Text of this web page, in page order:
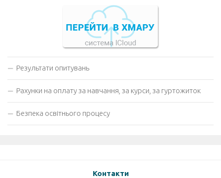
Результати опитувань
Рахунки на оплату за навчання, за курси, за гуртожиток
Безпека освітнього процесу
Контакти